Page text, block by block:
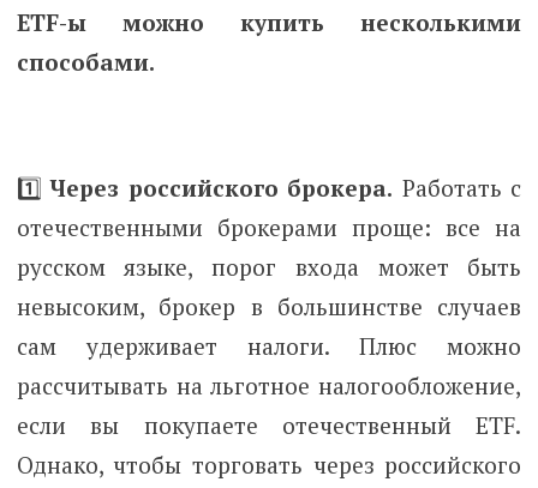
ETF-ы можно купить несколькими
способами.
1️⃣ Через российского брокера. Работать с
отечественными брокерами проще: все на
русском языке, порог входа может быть
невысоким, брокер в большинстве случаев
сам удерживает налоги. Плюс можно
рассчитывать на льготное налогообложение,
если вы покупаете отечественный ETF.
Однако, чтобы торговать через российского